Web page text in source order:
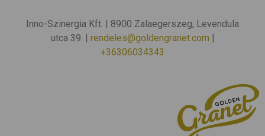
Inno-Szinergia Kft. | 8900 Zalaegerszeg, Levendula
utca 39. | rendeles@goldengranet.com
+36306034343